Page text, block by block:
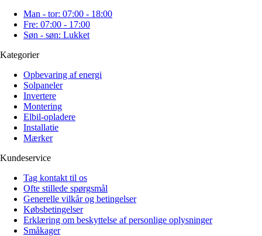
Man - tor: 07:00 - 18:00
Fre: 07:00 - 17:00
Søn - søn: Lukket
Kategorier
Opbevaring af energi
Solpaneler
Invertere
Montering
Elbil-opladere
Installatie
Mærker
Kundeservice
Tag kontakt til os
Ofte stillede spørgsmål
Generelle vilkår og betingelser
Købsbetingelser
Erklæring om beskyttelse af personlige oplysninger
Småkager